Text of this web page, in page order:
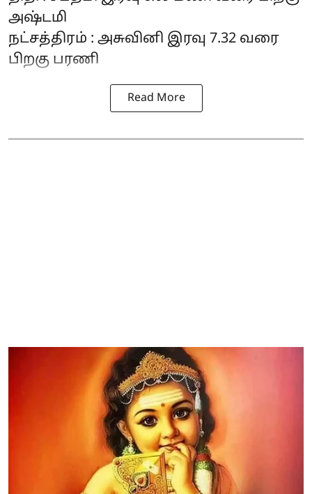
அஷ்டமி
நட்சத்திரம் : அசுவினி இரவு 7.32 வரை
பிறகு பரணி
Read More